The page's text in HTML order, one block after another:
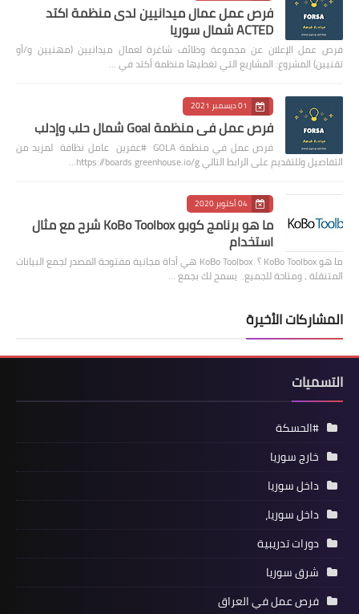
فرص عمل عمال ميدانيين لدى منظمة اكتد
ACTED شمال سوريا
فرص عمل الإعلان عن مجموعة وظائف شاغرة لعمال ميدانيين (مهنيين و/أو
تقنيين) المشروع: المشاريع التي تغطيها منظمة أكتد في …
01 ديسمبر 2021
فرص عمل في منظمة Goal شمال حلب وإدلب
فرص عمل في منظمة GOLA #عفرين عامل نظافة لمزيد من
التفاصيل وللتقديم على الرابط التالي https://boards.greenhouse.io/g…
04 أكتوبر 2020
ما هو برنامج كوبو KoBo Toolbox شرح مع مثال
استخدام
ما هو KoBo Toolbox ؟ KoBo Toolbox هي أداة مجانية مفتوحة المصدر لجمع البيانات
المتنقلة ، ومتاحة للجميع. يسمح لك بجمع …
المشاركات الأخيرة
التسميات
#الحسكة
خارج سوريا
داخل سوريا
داخل سوريا،
دورات تدريبية
شرق سوريا
فرص عمل في العراق